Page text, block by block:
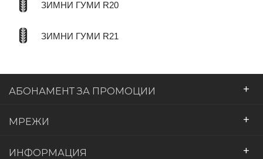
ЗИМНИ ГУМИ R20
ЗИМНИ ГУМИ R21
АБОНАМЕНТ ЗА ПРОМОЦИИ +
МРЕЖИ +
ИНФОРМАЦИЯ +